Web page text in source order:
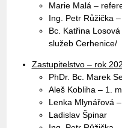
Marie Malá –
Ing. Petr Růžička
Bc. Katřina
služeb Cerhenice/
Zastupitelstvo – rok
PhDr. Bc. Marek
Aleš Kobliha – 1.
Lenka Mlynářová
Ladislav Špinar